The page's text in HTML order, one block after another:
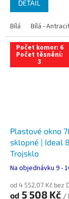
DETAIL
Bílá Bílá -
Počet komor: 6
Počet těsnění:
3
Plastové okno
sklopné | Ideal
Trojsklo
Na objednávku 9 -
od 4 552,07 Kč bez
od 5 508 Kč /